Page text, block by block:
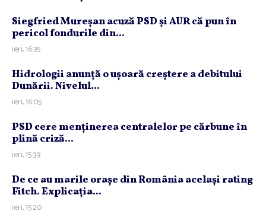
Siegfried Mureşan acuză PSD şi AUR că pun în
pericol fondurile din...
ieri, 16:35
Hidrologii anunţă o uşoară creştere a debitului
Dunării. Nivelul...
ieri, 16:05
PSD cere menţinerea centralelor pe cărbune în
plină criză...
ieri, 15:39
De ce au marile oraşe din România acelaşi rating
Fitch. Explicaţia...
ieri, 15:20